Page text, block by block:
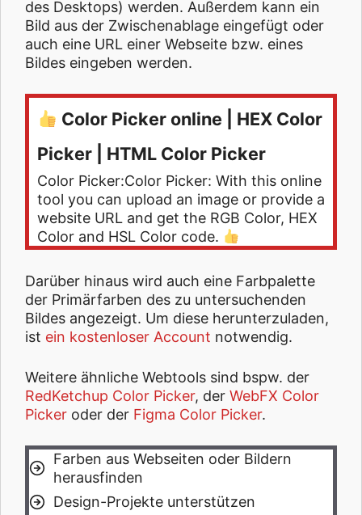
des Desktops) werden. Außerdem kann ein
Bild aus der Zwischenablage eingefügt oder
auch eine URL einer Webseite bzw. eines
Bildes eingeben werden.
Color Picker online | HEX Color
Picker | HTML Color Picker
Color Picker:Color Picker: With this online
tool you can upload an image or provide a
website URL and get the RGB Color, HEX
Color and HSL Color code.
Darüber hinaus wird auch eine Farbpalette
der Primärfarben des zu untersuchenden
Bildes angezeigt. Um diese herunterzuladen,
ist ein kostenloser Account notwendig.
Weitere ähnliche Webtools sind bspw. der
RedKetchup Color Picker, der WebFX Color
Picker oder der Figma Color Picker.
Farben aus Webseiten oder Bildern
herausfinden
Design-Projekte unterstützen